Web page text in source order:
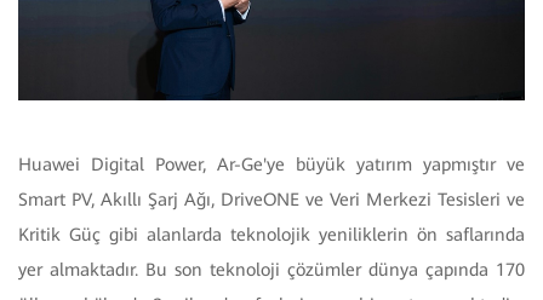
Huawei Digital Power, Ar-Ge'ye büyük yatırım yapmıştır ve
Smart PV, Akıllı Şarj Ağı, DriveONE ve Veri Merkezi Tesisleri ve
Kritik Güç gibi alanlarda teknolojik yeniliklerin ön saflarında
yer almaktadır. Bu son teknoloji çözümler dünya çapında 170